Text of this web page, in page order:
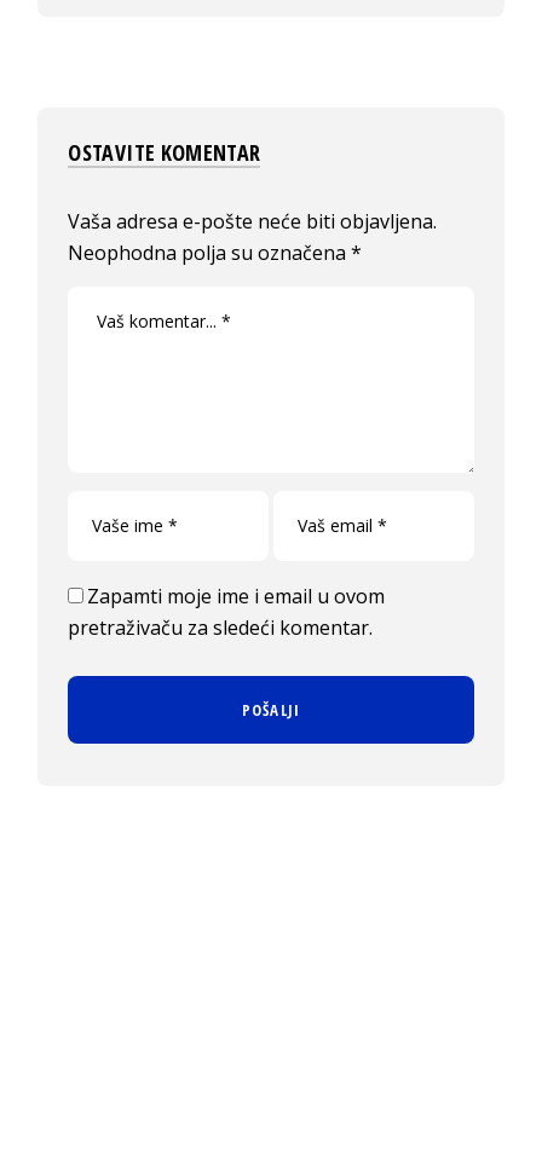
OSTAVITE KOMENTAR
Vaša adresa e-pošte neće biti objavljena.
Neophodna polja su označena*
Zapamti moje ime i email u ovom
pretraživaču za sledeći komentar.